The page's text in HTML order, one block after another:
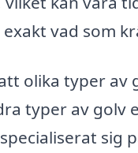
vad som
olika typer
typer av golv
sig